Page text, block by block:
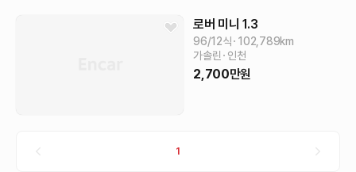
로버 미니 1.3
96/12식 102,789km
가솔린
인천
2,700만원
1